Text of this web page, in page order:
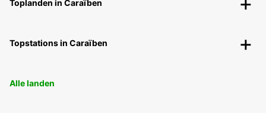
Toplanden in Caraïben
Topstations in Caraïben
Alle landen